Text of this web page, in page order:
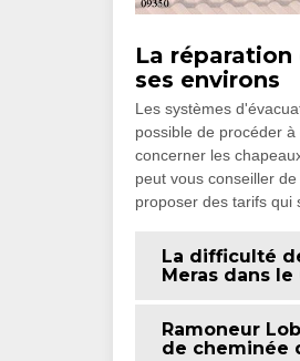
La réparation
ses environs
Les systèmes
possible de procéder
concerner les
peut vous conseiller
proposer des tarifs qui
La difficulté
Meras dans
Ramoneur
de cheminée